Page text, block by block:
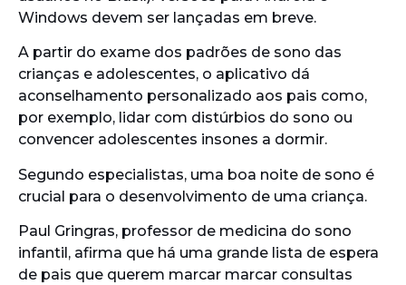
Windows devem ser lançadas em breve.
A partir do exame dos padrões de sono das
crianças e adolescentes, o aplicativo dá
aconselhamento personalizado aos pais como,
por exemplo, lidar com distúrbios do sono ou
convencer adolescentes insones a dormir.
Segundo especialistas, uma boa noite de sono é
crucial para o desenvolvimento de uma criança.
Paul Gringras, professor de medicina do sono
infantil, afirma que há uma grande lista de espera
de pais que querem marcar marcar consultas